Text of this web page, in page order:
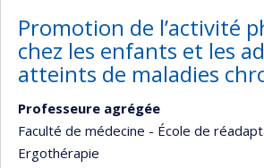
Promotion de l’activité
chez les enfants et les
atteints de maladies
Professeure agrégée
Faculté de médecine - École de
Ergothérapie